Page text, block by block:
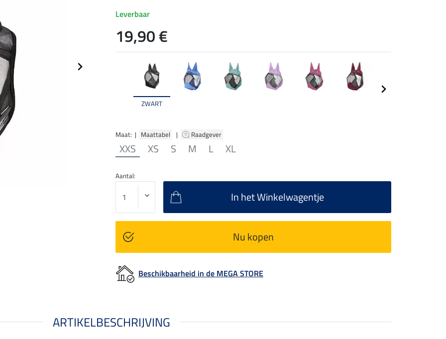
ZWART
Maat: | Maattabel | Raadgever
XXS XS S M L XL
Leverbaar
19,90 €
Aantal:
In het Winkelwagentje
Nu kopen
Beschikbaarheid in de MEGA STORE
ARTIKELBESCHRIJVING